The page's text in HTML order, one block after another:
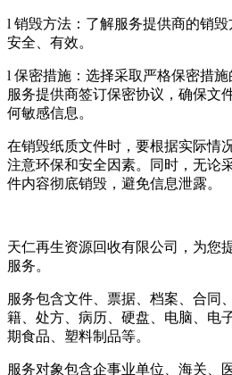
l 销毁方法：了解服务提供商的销
安全、有效。
l 保密措施：选择采取严格保密措
服务提供商签订保密协议，确保文
何敏感信息。
在销毁纸质文件时，要根据实际情
注意环保和安全因素。同时，无论
件内容彻底销毁，避免信息泄露。
天仁再生资源回收有限公司，为您
服务。
服务包含文件、票据、档案、合同
籍、处方、病历、硬盘、电脑、电
期食品、塑料制品等。
服务对象包含企事业单位、海关、